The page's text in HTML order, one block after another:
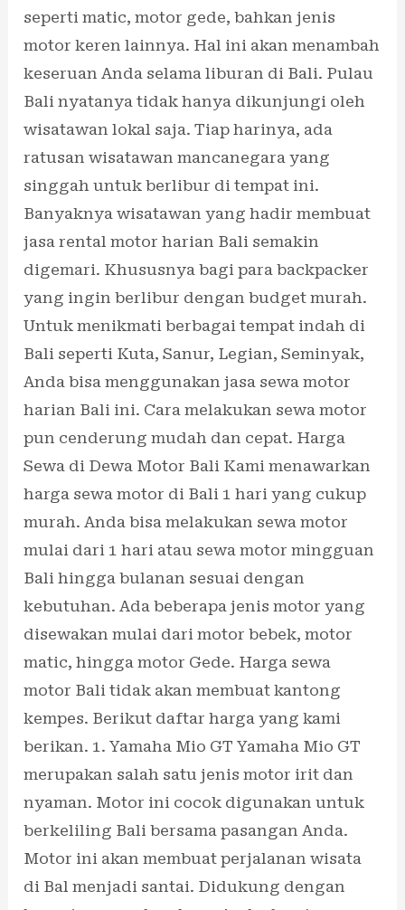
seperti matic, motor gede, bahkan jenis
motor keren lainnya. Hal ini akan menambah
keseruan Anda selama liburan di Bali. Pulau
Bali nyatanya tidak hanya dikunjungi oleh
wisatawan lokal saja. Tiap harinya, ada
ratusan wisatawan mancanegara yang
singgah untuk berlibur di tempat ini.
Banyaknya wisatawan yang hadir membuat
jasa rental motor harian Bali semakin
digemari. Khususnya bagi para backpacker
yang ingin berlibur dengan budget murah.
Untuk menikmati berbagai tempat indah di
Bali seperti Kuta, Sanur, Legian, Seminyak,
Anda bisa menggunakan jasa sewa motor
harian Bali ini. Cara melakukan sewa motor
pun cenderung mudah dan cepat. Harga
Sewa di Dewa Motor Bali Kami menawarkan
harga sewa motor di Bali 1 hari yang cukup
murah. Anda bisa melakukan sewa motor
mulai dari 1 hari atau sewa motor mingguan
Bali hingga bulanan sesuai dengan
kebutuhan. Ada beberapa jenis motor yang
disewakan mulai dari motor bebek, motor
matic, hingga motor Gede. Harga sewa
motor Bali tidak akan membuat kantong
kempes. Berikut daftar harga yang kami
berikan. 1. Yamaha Mio GT Yamaha Mio GT
merupakan salah satu jenis motor irit dan
nyaman. Motor ini cocok digunakan untuk
berkeliling Bali bersama pasangan Anda.
Motor ini akan membuat perjalanan wisata
di Bal menjadi santai. Didukung dengan